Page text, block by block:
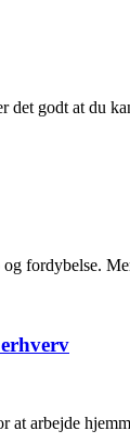
det godt at du
fordybelse.
arbejde